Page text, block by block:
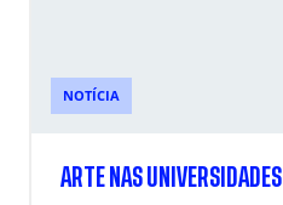
NOTÍCIA
ARTE NAS UNIVERSIDADES